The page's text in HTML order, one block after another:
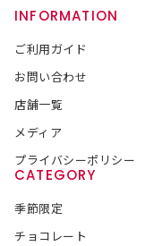
INFORMATION
ご利用ガイド
お問い合わせ
店舗一覧
メディア
プライバシーポリシー
CATEGORY
季節限定
チョコレート